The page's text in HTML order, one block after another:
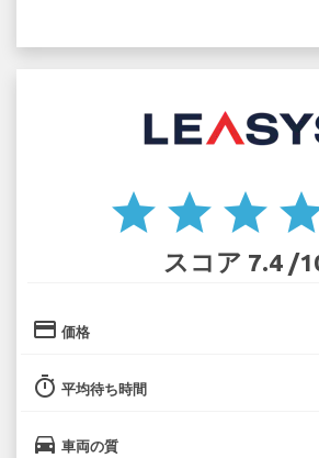
star star star
スコア 7.4 /
credit_card 価格
timer 平均待ち時間
directions_car 車両の質